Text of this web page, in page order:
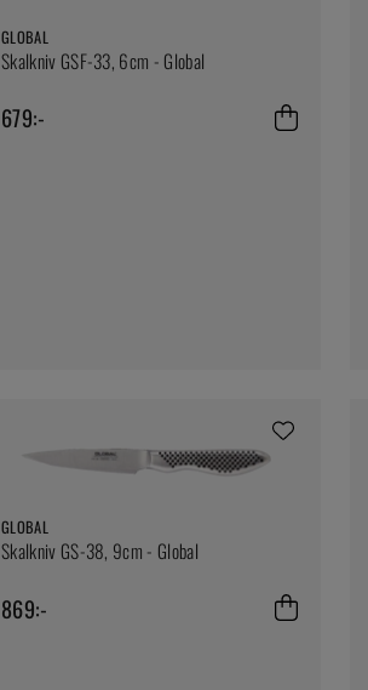
GLOBAL
Skalkniv GSF-33, 6cm - Global
679:-
GLOBAL
Skalkniv GS-38, 9cm - Global
869:-